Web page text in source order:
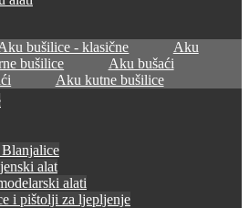
bušilice - klasične
Aku
bušilice
Aku bušaći
Aku kutne bušilice
alat
alati
i pištolji za ljepljenje